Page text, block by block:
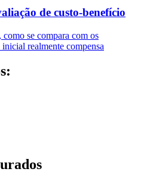
de custo-benefício
se compara com os
realmente compensa